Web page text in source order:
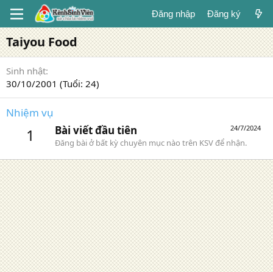
Đăng nhập Đăng ký
Taiyou Food
Sinh nhật
30/10/2001 (Tuổi: 24)
Nhiệm vụ
1 24/7/2024
Bài viết đầu tiên
Đăng bài ở bất kỳ chuyên mục nào trên KSV để nhận.